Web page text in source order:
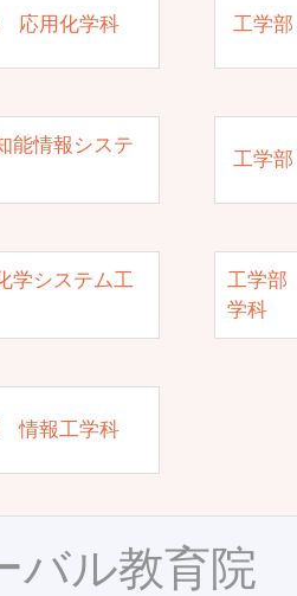
応用化学科 工学
情報システ
工学
システム工
工学部
学科
情報工学科
バル教育院